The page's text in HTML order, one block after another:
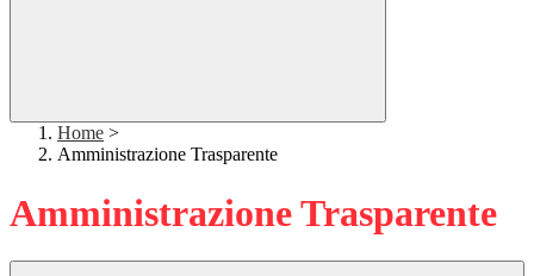
Home >
Amministrazione Trasparente
Amministrazione Trasparente